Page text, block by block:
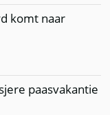
komt naar
paasvakantie